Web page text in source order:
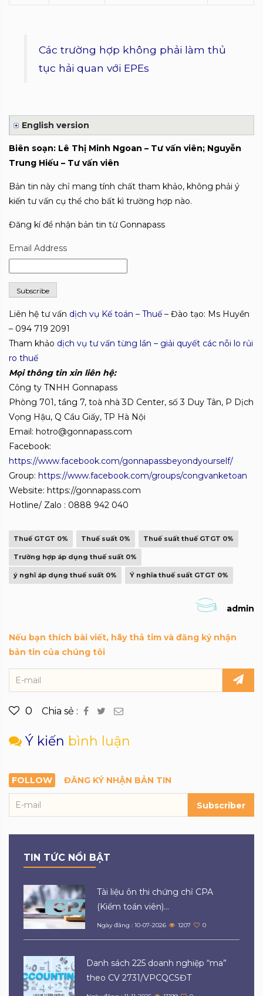
Các trường hợp không phải làm thủ
tục hải quan với EPEs
English version
Biên soạn: Lê Thị Minh Ngoan – Tư vấn viên; Nguyễn
Trung Hiếu – Tư vấn viên
Bản tin này chỉ mang tính chất tham khảo, không phải ý
kiến tư vấn cụ thể cho bất kì trường hợp nào.
Đăng kí để nhận bản tin từ Gonnapass
Email Address
Liên hệ tư vấn dịch vụ Kế toán – Thuế – Đào tạo: Ms Huyền
– 094 719 2091
Tham khảo dịch vụ tư vấn từng lần – giải quyết các nỗi lo rủi
ro thuế
Mọi thông tin xin liên hệ:
Công ty TNHH Gonnapass
Phòng 701, tầng 7, toà nhà 3D Center, số 3 Duy Tân, P Dịch
Vọng Hậu, Q Cầu Giấy, TP Hà Nội
Email: hotro@gonnapass.com
Facebook:
https://www.facebook.com/gonnapassbeyondyourself/
Group: https://www.facebook.com/groups/congvanketoan
Website: https://gonnapass.com
Hotline/ Zalo : 0888 942 040
Thuế GTGT 0% Thuế suất 0% Thuế suất thuế GTGT 0%
Trường hợp áp dụng thuế suất 0%
ý nghĩ áp dụng thuế suất 0% Ý nghĩa thuế suất GTGT 0%
admin
Nếu bạn thích bài viết, hãy thả tim và đăng ký nhận
bản tin của chúng tôi
0 Chia sẻ :
Ý kiến bình luận
FOLLOW ĐĂNG KÝ NHẬN BẢN TIN
Subscriber
TIN TỨC NỔI BẬT
Tài liệu ôn thi chứng chỉ CPA
(Kiểm toán viên)...
Ngày đăng : 10-07-2026 1207 0
Danh sách 225 doanh nghiệp “ma”
theo CV 2731/VPCQCSĐT